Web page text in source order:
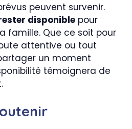
peuvent survenir.
disponible pour
famille. Que ce soit pour
attentive ou tout
un moment
témoignera de